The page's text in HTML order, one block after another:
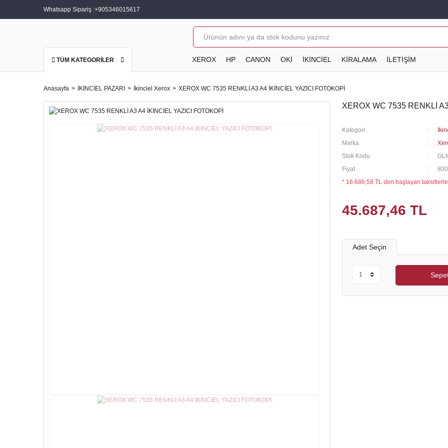
Whatsapp Sipariş :+905346015617
TÜM KATEGORİLER XEROX HP CANON OKİ İKİNCİEL KİRALAMA İLETİŞİM
Anasayfa İKİNCİEL PAZARI İkinciel Xerox XEROX WC 7535 RENKLİ A3 A4 İKİNCİEL YAZICI FOTOKOPİ
XEROX WC 7535 RENKLİ
Kategori
Marka
Stok Kodu
Fiyat
* 16.686,58 TL den başlayan
45.687,46 TL
Adet Seçin